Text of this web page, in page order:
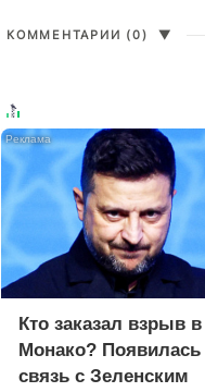
КОММЕНТАРИИ (0) ▼
Кто заказал взрыв в
Монако? Появилась
связь с Зеленским